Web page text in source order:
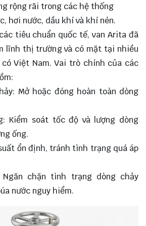
rộng rãi trong các hệ thống
hơi nước, dầu khí và khí nén.
tiêu chuẩn quốc tế, van Arita đã
lĩnh thị trường và có mặt tại nhiều
Việt Nam. Vai trò chính của các
Mở hoặc đóng hoàn toàn dòng
Kiểm soát tốc độ và lượng dòng
ống.
ổn định, tránh tình trạng quá áp
chặn tình trạng dòng chảy
nước nguy hiểm.